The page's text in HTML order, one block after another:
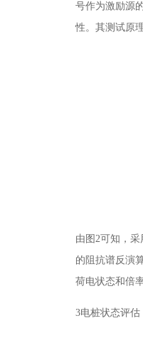
号作为激励源
性。其测试原
由图2可知，
的阻抗谱反演
荷电状态和倍
3电桩状态评估